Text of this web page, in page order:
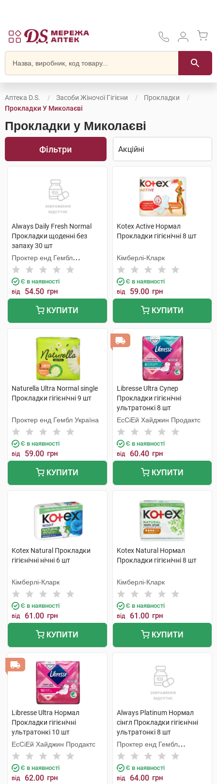
Аптека D.S. Засоби Жіночої Гігієни
Прокладки
Прокладки У Миколаєві
Прокладки у Миколаєві
Фільтри
Always Daily Fresh Normal
Прокладки щоденні без
запаху 30 шт
Проктер енд Гембл
Мануфекчурінг
Є в наявності
від 54.50 грн
КУПИТИ
Kotex Active Нормал
Прокладки гігієнічні 8 шт
Кімберлі-Кларк
Є в наявності
від 59.00 грн
КУПИТИ
Naturella Ultra Normal single
Прокладки гігієнічні 9 шт
Проктер енд Гембл Україна
Є в наявності
від 59.00 грн
КУПИТИ
Libresse Ultra Супер
Прокладки гігієнічні
ультратонкі 8 шт
ЕсСіЕй Хайджин Продактс
Є в наявності
від 60.40 грн
КУПИТИ
Kotex Natural Прокладки
гігієнічні нічні 6 шт
Кімберлі-Кларк
Є в наявності
від 61.00 грн
КУПИТИ
Kotex Natural Нормал
Прокладки гігієнічні 8 шт
Кімберлі-Кларк
Є в наявності
від 61.00 грн
КУПИТИ
Libresse Ultra Нормал
Прокладки гігієнічні
ультратонкі 10 шт
ЕсСіЕй Хайджин Продактс
Є в наявності
від 62.00 грн
Always Platinum Нормал
сінгл Прокладки гігієнічні
ультратонкі 8 шт
Проктер енд Гембл
Мануфекчурінг
Є в наявності
від 64.00 грн